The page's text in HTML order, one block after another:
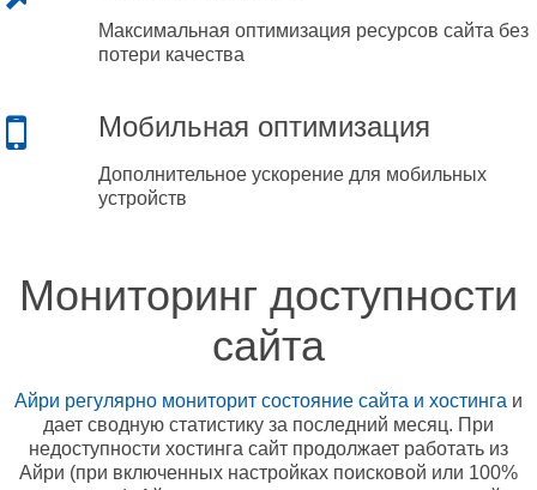
Максимальная оптимизация ресурсов сайта без
потери качества
Мобильная оптимизация
Дополнительное ускорение для мобильных
устройств
Мониторинг доступности
сайта
Айри регулярно мониторит состояние сайта и хостинга и
дает сводную статистику за последний месяц. При
недоступности хостинга сайт продолжает работать из
Айри (при включенных настройках поисковой или 100%